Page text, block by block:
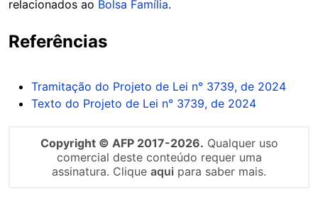
relacionados ao Bolsa Família.
Referências
Tramitação do Projeto de Lei n° 3739, de 2024
Texto do Projeto de Lei n° 3739, de 2024
Copyright © AFP 2017-2026. Qualquer uso
comercial deste conteúdo requer uma
assinatura. Clique aqui para saber mais.